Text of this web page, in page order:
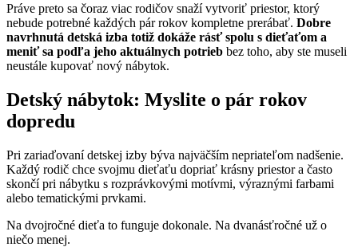
Práve preto sa čoraz viac rodičov snaží vytvoriť priestor, ktorý
nebude potrebné každých pár rokov kompletne prerábať. Dobre
navrhnutá detská izba totiž dokáže rásť spolu s dieťaťom a
meniť sa podľa jeho aktuálnych potrieb bez toho, aby ste museli
neustále kupovať nový nábytok.
Detský nábytok: Myslite o pár rokov
dopredu
Pri zariaďovaní detskej izby býva najväčším nepriateľom nadšenie.
Každý rodič chce svojmu dieťaťu dopriať krásny priestor a často
skončí pri nábytku s rozprávkovými motívmi, výraznými farbami
alebo tematickými prvkami.
Na dvojročné dieťa to funguje dokonale. Na dvanásťročné už o
niečo menej.